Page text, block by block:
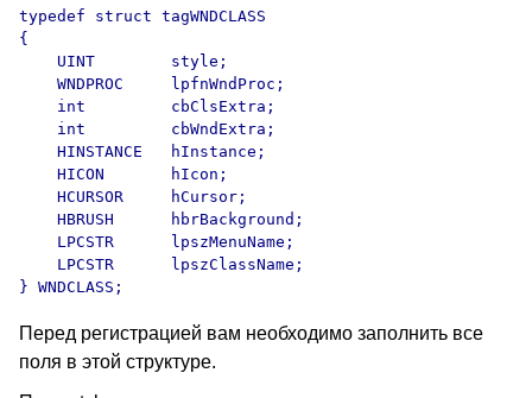
typedef struct tagWNDCLASS
{
    UINT        style;
    WNDPROC     lpfnWndProc;
    int         cbClsExtra;
    int         cbWndExtra;
    HINSTANCE   hInstance;
    HICON       hIcon;
    HCURSOR     hCursor;
    HBRUSH      hbrBackground;
    LPCSTR      lpszMenuName;
    LPCSTR      lpszClassName;
} WNDCLASS;
Перед регистрацией вам необходимо заполнить все
поля в этой структуре.